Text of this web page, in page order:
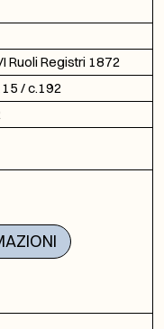
Ruoli Registri 1872
/ c.192